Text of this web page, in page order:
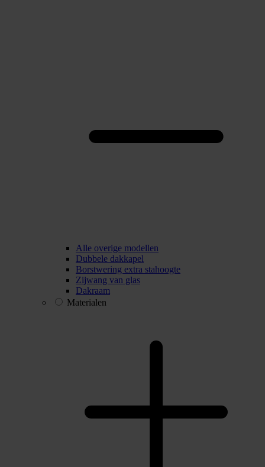
Alle overige modellen
Dubbele dakkapel
Borstwering extra stahoogte
Zijwang van glas
Dakraam
Materialen